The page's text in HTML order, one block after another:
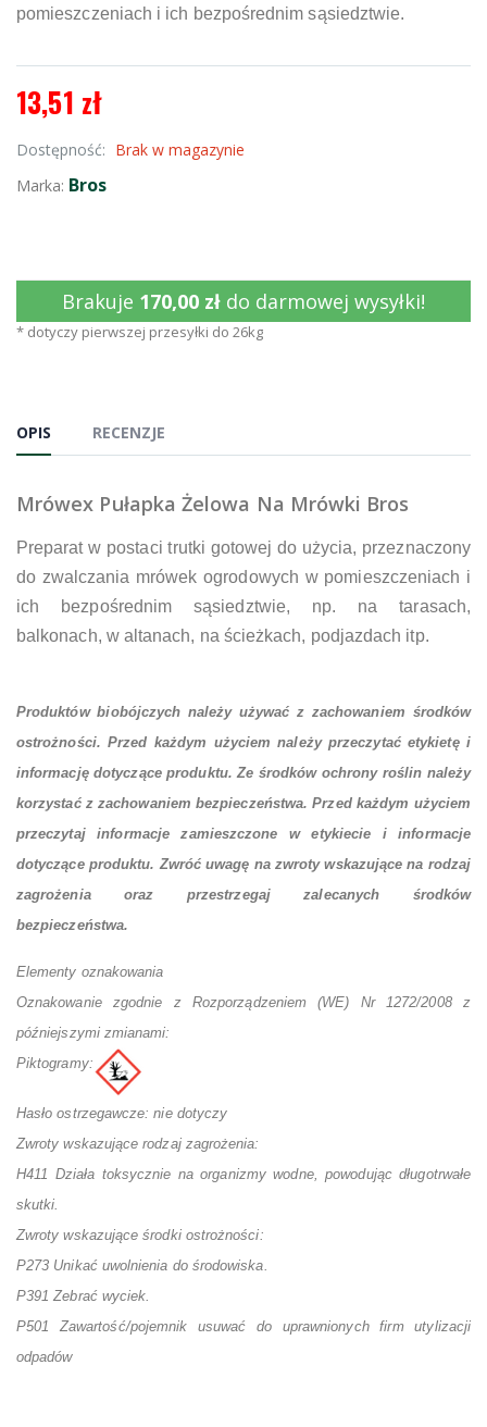
pomieszczeniach i ich bezpośrednim sąsiedztwie.
13,51 zł
Dostępność: Brak w magazynie
Marka: Bros
Brakuje 170,00 zł do darmowej wysyłki!
* dotyczy pierwszej przesyłki do 26kg
OPIS RECENZJE
Mrówex Pułapka Żelowa Na Mrówki Bros
Preparat w postaci trutki gotowej do użycia, przeznaczony
do zwalczania mrówek ogrodowych w pomieszczeniach i
ich bezpośrednim sąsiedztwie, np. na tarasach,
balkonach, w altanach, na ścieżkach, podjazdach itp.
Produktów biobójczych należy używać z zachowaniem środków
ostrożności. Przed każdym użyciem należy przeczytać etykietę i
informację dotyczące produktu. Ze środków ochrony roślin należy
korzystać z zachowaniem bezpieczeństwa. Przed każdym użyciem
przeczytaj informacje zamieszczone w etykiecie i informacje
dotyczące produktu. Zwróć uwagę na zwroty wskazujące na rodzaj
zagrożenia oraz przestrzegaj zalecanych środków
bezpieczeństwa.
Elementy oznakowania
Oznakowanie zgodnie z Rozporządzeniem (WE) Nr 1272/2008 z
późniejszymi zmianami:
Piktogramy:
Hasło ostrzegawcze: nie dotyczy
Zwroty wskazujące rodzaj zagrożenia:
H411 Działa toksycznie na organizmy wodne, powodując długotrwałe
skutki.
Zwroty wskazujące środki ostrożności:
P273 Unikać uwolnienia do środowiska.
P391 Zebrać wyciek.
P501 Zawartość/pojemnik usuwać do uprawnionych firm utylizacji
odpadów